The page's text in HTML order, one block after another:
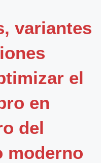
variantes
el
en
del
moderno